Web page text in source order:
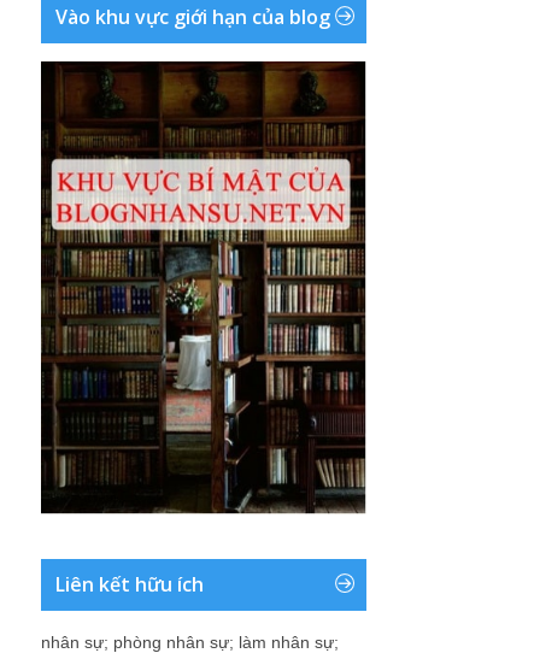
Vào khu vực giới hạn của blog
Liên kết hữu ích
nhân sự; phòng nhân sự; làm nhân sự;